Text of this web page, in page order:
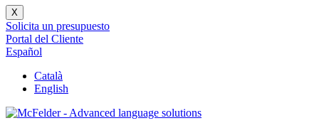
X
Solicita un presupuesto
Portal del Cliente
Español
Català
English